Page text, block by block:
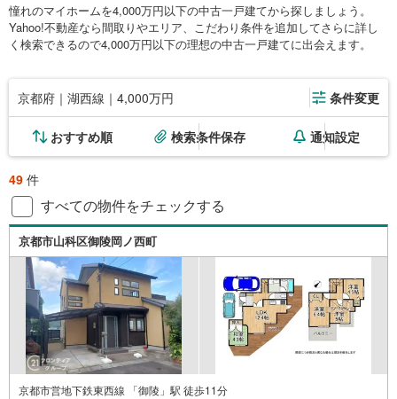
憧れのマイホームを4,000万円以下の中古一戸建てから探しましょう。
Yahoo!不動産なら間取りやエリア、こだわり条件を追加してさらに詳し
く検索できるので4,000万円以下の理想の中古一戸建てに出会えます。
京都府｜湖西線｜4,000万円 条件変更
おすすめ順 検索条件保存 通知設定
49 件
すべての物件をチェックする
京都市山科区御陵岡ノ西町
京都市営地下鉄東西線 「御陵」駅 徒歩11分